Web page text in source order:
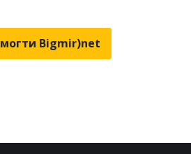
Bigmir)net